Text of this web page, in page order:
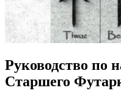
Руководство по
Старшего